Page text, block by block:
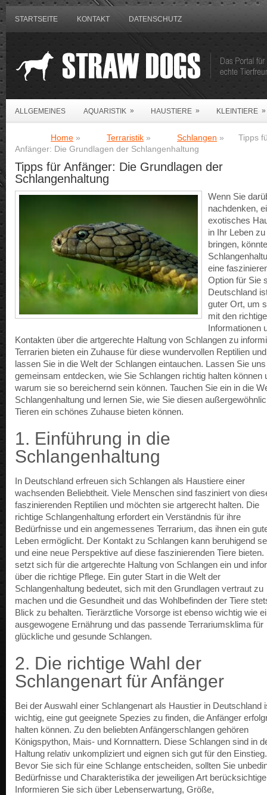
STARTSEITE KONTAKT DATENSCHUTZ
ALLGEMEINES AQUARISTIK » HAUSTIERE » KLEINTIERE »
Home » Terraristik » Schlangen »
Tipps
Anfänger: Die Grundlagen der Schlangenhaltung
Tipps für Anfänger: Die Grundlagen der
Schlangenhaltung
Wenn Sie
nachdenken,
exotisches
in Ihr Leben zu
bringen,
eine
Option für Sie
Deutschland
guter Ort, um
mit den
Informationen
Kontakten über die artgerechte Haltung von Schlangen zu
Terrarien bieten ein Zuhause für diese wundervollen Reptilien und
lassen Sie in die Welt der Schlangen eintauchen. Lassen Sie uns
gemeinsam entdecken, wie Sie Schlangen richtig halten können
warum sie so bereichernd sein können. Tauchen Sie ein in die
Schlangenhaltung und lernen Sie, wie Sie diesen
Tieren ein schönes Zuhause bieten können.
1. Einführung in die
Schlangenhaltung
In Deutschland erfreuen sich Schlangen als Haustiere einer
wachsenden Beliebtheit. Viele Menschen sind fasziniert von
faszinierenden Reptilien und möchten sie artgerecht halten. Die
richtige Schlangenhaltung erfordert ein Verständnis für ihre
Bedürfnisse und ein angemessenes Terrarium, das ihnen ein
Leben ermöglicht. Der Kontakt zu Schlangen kann beruhigend
und eine neue Perspektive auf diese faszinierenden Tiere bieten.
setzt sich für die artgerechte Haltung von Schlangen ein und
über die richtige Pflege. Ein guter Start in die Welt der
Schlangenhaltung bedeutet, sich mit den Grundlagen vertraut zu
machen und die Gesundheit und das Wohlbefinden der Tiere
Blick zu behalten. Tierärztliche Vorsorge ist ebenso wichtig wie
ausgewogene Ernährung und das passende Terrariumsklima für
glückliche und gesunde Schlangen.
2. Die richtige Wahl der
Schlangenart für Anfänger
Bei der Auswahl einer Schlangenart als Haustier in Deutschland
wichtig, eine gut geeignete Spezies zu finden, die Anfänger
halten können. Zu den beliebten Anfängerschlangen gehören
Königspython, Mais- und Kornnattern. Diese Schlangen sind in
Haltung relativ unkompliziert und eignen sich gut für den Einstieg.
Bevor Sie sich für eine Schlange entscheiden, sollten Sie
Bedürfnisse und Charakteristika der jeweiligen Art
Informieren Sie sich über Lebenserwartung, Größe,